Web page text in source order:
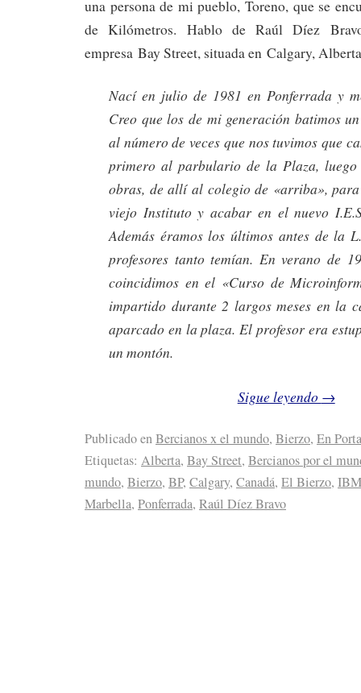
una persona de mi pueblo, Toreno, que se
de Kilómetros. Hablo de Raúl Díez
empresa Bay Street, situada en Calgary,
Nací en julio de 1981 en Ponferrada y
Creo que los de mi generación batimos
al número de veces que nos tuvimos que
primero al parbulario de la Plaza,
obras, de allí al colegio de «arriba»,
viejo Instituto y acabar en el nuevo
Además éramos los últimos antes de la
profesores tanto temían. En verano de
coincidimos en el «Curso de
impartido durante 2 largos meses en la
aparcado en la plaza. El profesor era
un montón.
Sigue leyendo →
Publicado enBercianos x el mundo, Bierzo, En
Etiquetas: Alberta, Bay Street, Bercianos por el
mundo, Bierzo, BP, Calgary, Canadá, El Bierzo, IBM
Marbella, Ponferrada, Raúl Díez Bravo